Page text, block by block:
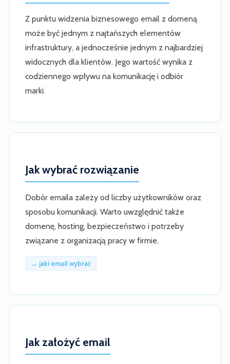
Z punktu widzenia biznesowego email z domeną
może być jednym z najtańszych elementów
infrastruktury, a jednocześnie jednym z najbardziej
widocznych dla klientów. Jego wartość wynika z
codziennego wpływu na komunikację i odbiór
marki.
Jak wybrać rozwiązanie
Dobór emaila zależy od liczby użytkowników oraz
sposobu komunikacji. Warto uwzględnić także
domenę, hosting, bezpieczeństwo i potrzeby
związane z organizacją pracy w firmie.
→ jaki email wybrać
Jak założyć email